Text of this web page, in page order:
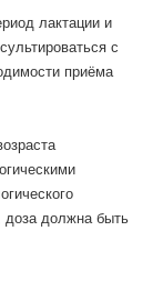
лактации и
с
приёма
доза должна быть